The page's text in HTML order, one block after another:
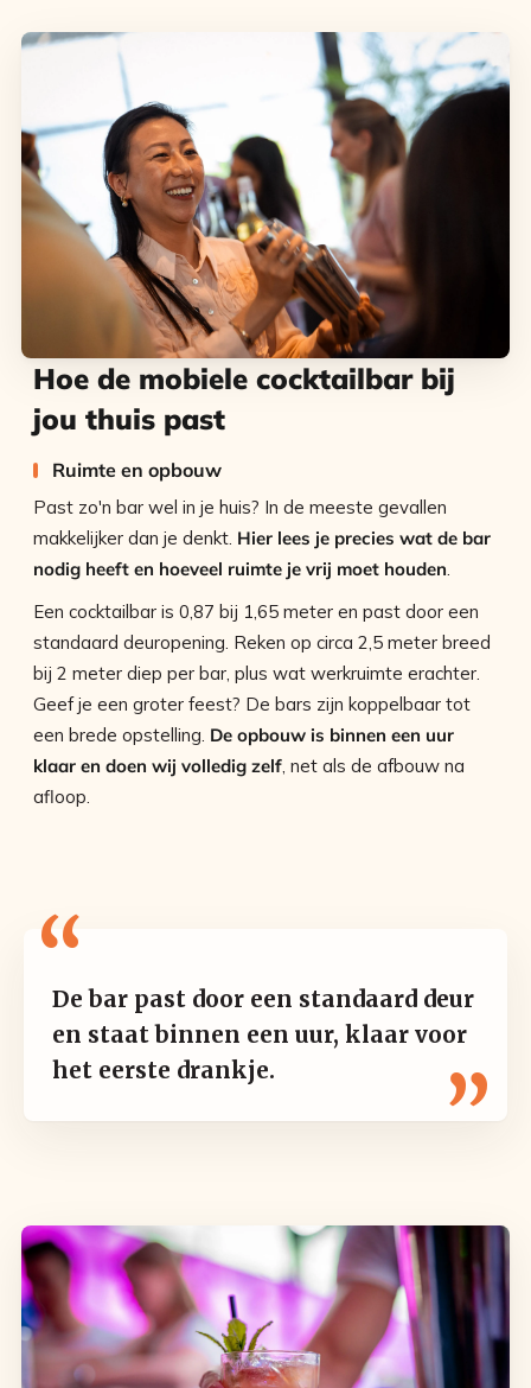
Hoe de mobiele cocktailbar bij
jou thuis past
Ruimte en opbouw
Past zo'n bar wel in je huis? In de meeste gevallen
makkelijker dan je denkt. Hier lees je precies wat de bar
nodig heeft en hoeveel ruimte je vrij moet houden.
Een cocktailbar is 0,87 bij 1,65 meter en past door een
standaard deuropening. Reken op circa 2,5 meter breed
bij 2 meter diep per bar, plus wat werkruimte erachter.
Geef je een groter feest? De bars zijn koppelbaar tot
een brede opstelling. De opbouw is binnen een uur
klaar en doen wij volledig zelf, net als de afbouw na
afloop.
De bar past door een standaard deur
en staat binnen een uur, klaar voor
het eerste drankje.